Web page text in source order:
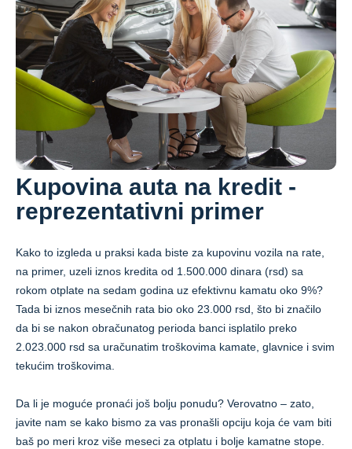
Kupovina auta na kredit -
reprezentativni primer
Kako to izgleda u praksi kada biste za kupovinu vozila na rate,
na primer, uzeli iznos kredita od 1.500.000 dinara (rsd) sa
rokom otplate na sedam godina uz efektivnu kamatu oko 9%?
Tada bi iznos mesečnih rata bio oko 23.000 rsd, što bi značilo
da bi se nakon obračunatog perioda banci isplatilo preko
2.023.000 rsd sa uračunatim troškovima kamate, glavnice i svim
tekućim troškovima.
Da li je moguće pronaći još bolju ponudu? Verovatno – zato,
javite nam se kako bismo za vas pronašli opciju koja će vam biti
baš po meri kroz više meseci za otplatu i bolje kamatne stope.